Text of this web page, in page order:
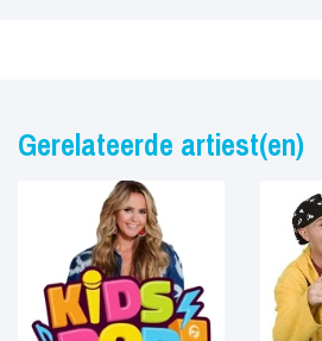
Gerelateerde artiest(en)